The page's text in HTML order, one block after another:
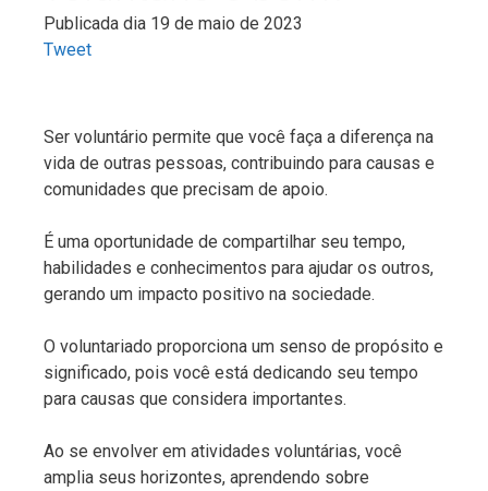
Publicada dia 19 de maio de 2023
Tweet
Ser voluntário permite que você faça a diferença na
vida de outras pessoas, contribuindo para causas e
comunidades que precisam de apoio.
É uma oportunidade de compartilhar seu tempo,
habilidades e conhecimentos para ajudar os outros,
gerando um impacto positivo na sociedade.
O voluntariado proporciona um senso de propósito e
significado, pois você está dedicando seu tempo
para causas que considera importantes.
Ao se envolver em atividades voluntárias, você
amplia seus horizontes, aprendendo sobre